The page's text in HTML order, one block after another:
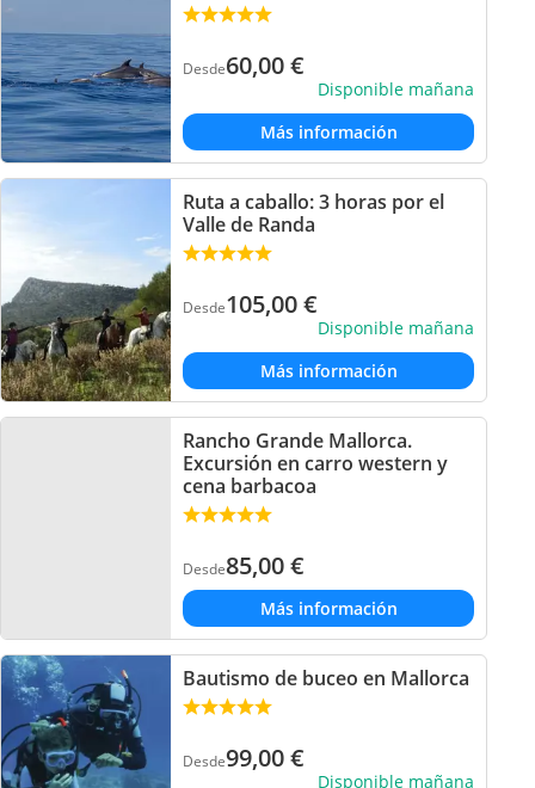
Desde60,00€
Disponible mañana
Más información
Ruta a caballo: 3 horas por el
Valle de Randa
Desde105,00€
Disponible mañana
Más información
Rancho Grande Mallorca.
Excursión en carro western y
cena barbacoa
Desde85,00€
Más información
Bautismo de buceo en Mallorca
Desde99,00€
Disponible mañana